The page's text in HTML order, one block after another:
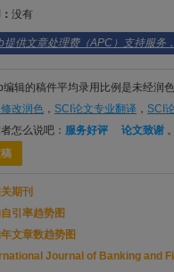
没有
提供文章处理费（APC）支持服务
编辑的稿件平均录用比例是未经润
改润色 ， SCI论文专业翻译 ， SCI
怎么说吧： 服务好评 论文致谢
期刊
引率趋势图
文章数趋势图
Journal of Banking and